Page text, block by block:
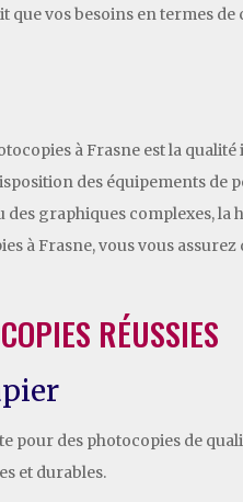
vos besoins en termes
à Frasne est la
des équipements de
des graphiques complexes,
à Frasne, vous vous
RÉUSSIES
pour des photocopies de
et durables.